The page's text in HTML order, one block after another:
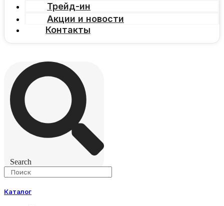
Трейд-ин
Акции и новости
Контакты
Search
Каталог